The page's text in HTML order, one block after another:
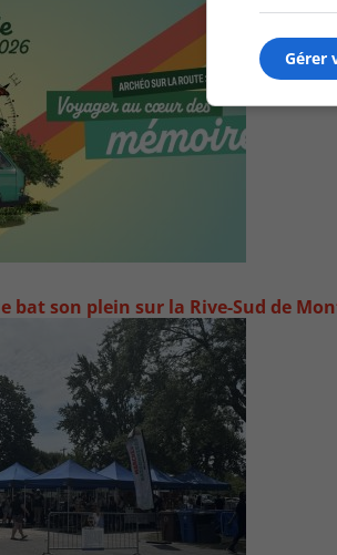
bat son plein sur la Rive-Sud de
Gérer